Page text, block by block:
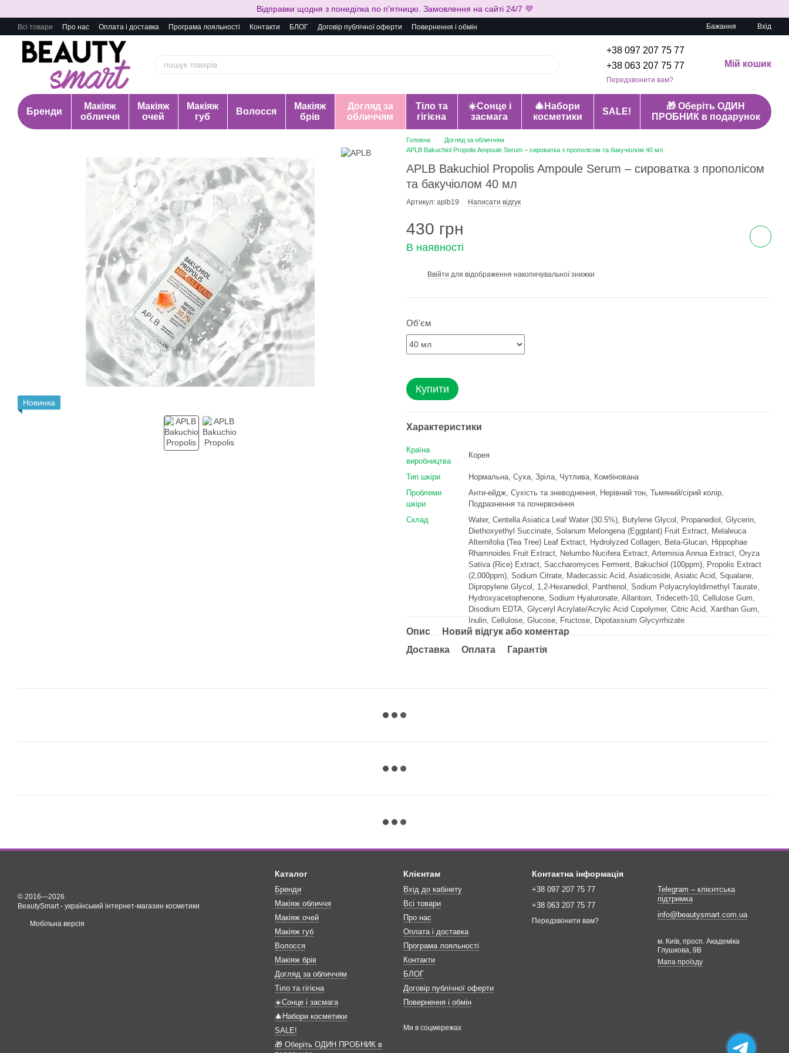
Відправки щодня з понеділка по п'ятницю. Замовлення на сайті 24/7 💜
Всі товари Про нас Оплата і доставка Програма лояльності Контакти БЛОГ Договір публічної оферти Повернення і обмін Бажання Вхід
+38 097 207 75 77
+38 063 207 75 77
Передзвонити вам?
Мій кошик
Бренди
Макіяж
обличчя
Макіяж
очей
Макіяж
губ
Волосся
Макіяж
брів
Догляд за
обличчям
Тіло та
гігієна
☀️Сонце і
засмага
🎄Набори
косметики
SALE!
🎁 Оберіть ОДИН
ПРОБНИК в подарунок
Новинка
Головна
Догляд за обличчям
APLB Bakuchiol Propolis Ampoule Serum – сироватка з прополісом та бакучіолом 40 мл
APLB Bakuchiol Propolis Ampoule Serum – сироватка з прополісом
та бакучіолом 40 мл
Артикул: aplb19 Написати відгук
430 грн
В наявності
Ввійти для відображення накопичувальної знижки
Об'єм
Купити
Характеристики
Країна
виробництва
Корея
Тип шкіри
Нормальна, Суха, Зріла, Чутлива, Комбінована
Проблеми
шкіри
Анти-ейдж, Сухість та зневоднення, Нерівний тон, Тьмяний/сірий колір,
Подразнення та почервоніння
Склад
Water, Centella Asiatica Leaf Water (30.5%), Butylene Glycol, Propanediol, Glycerin,
Diethoxyethyl Succinate, Solanum Melongena (Eggplant) Fruit Extract, Melaleuca
Alternifolia (Tea Tree) Leaf Extract, Hydrolyzed Collagen, Beta-Glucan, Hippophae
Rhamnoides Fruit Extract, Nelumbo Nucifera Extract, Artemisia Annua Extract, Oryza
Sativa (Rice) Extract, Saccharomyces Ferment, Bakuchiol (100ppm), Propolis Extract
(2,000ppm), Sodium Citrate, Madecassic Acid, Asiaticoside, Asiatic Acid, Squalane,
Dipropylene Glycol, 1,2-Hexanediol, Panthenol, Sodium Polyacryloyldimethyl Taurate,
Hydroxyacetophenone, Sodium Hyaluronate, Allantoin, Trideceth-10, Cellulose Gum,
Disodium EDTA, Glyceryl Acrylate/Acrylic Acid Copolymer, Citric Acid, Xanthan Gum,
Inulin, Cellulose, Glucose, Fructose, Dipotassium Glycyrrhizate
Опис
Новий відгук або коментар
Доставка
Оплата Гарантія
© 2016—2026
BeautySmart - український інтернет-магазин косметики
Мобільна версія
Каталог
Бренди
Макіяж обличчя
Макіяж очей
Макіяж губ
Волосся
Макіяж брів
Догляд за обличчям
Тіло та гігієна
☀️Сонце і засмага
🎄Набори косметики
SALE!
🎁 Оберіть ОДИН ПРОБНИК в
Клієнтам
Вхід до кабінету
Всі товари
Про нас
Оплата і доставка
Програма лояльності
Контакти
БЛОГ
Договір публічної оферти
Повернення і обмін
Ми в соцмережах
Контактна інформація
+38 097 207 75 77
+38 063 207 75 77
Передзвонити вам?
Telegram – клієнтська
підтримка
info@beautysmart.com.ua
м. Київ, просп. Академіка
Глушкова, 9В
Мапа проїзду